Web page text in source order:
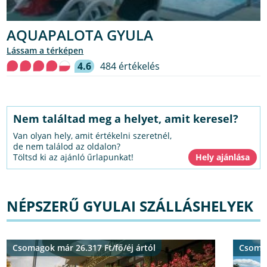
AQUAPALOTA GYULA
lássam a térképen
4.6 484 értékelés
Nem találtad meg a helyet, amit keresel?
Van olyan hely, amit értékelni szeretnél,
de nem találod az oldalon?
Töltsd ki az ajánló űrlapunkat!
NÉPSZERŰ GYULAI SZÁLLÁSHELYEK
Csomagok már 26.317 Ft/fő/éj ártól